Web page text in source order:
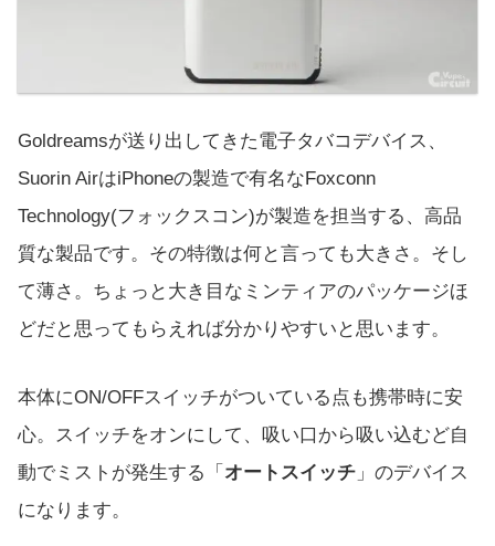
Goldreamsが送り出してきた電子タバコデバイス、
Suorin AirはiPhoneの製造で有名なFoxconn
Technology(フォックスコン)が製造を担当する、高品
質な製品です。その特徴は何と言っても大きさ。そし
て薄さ。ちょっと大き目なミンティアのパッケージほ
どだと思ってもらえれば分かりやすいと思います。
本体にON/OFFスイッチがついている点も携帯時に安
心。スイッチをオンにして、吸い口から吸い込むど自
動でミストが発生する「 オートスイッチ 」のデバイス
になります。